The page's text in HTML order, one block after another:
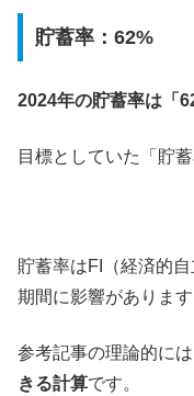
貯蓄率：62%
2024年の貯蓄率は「
目標としていた「貯
貯蓄率はFI（経済的
期間に影響があります
参考記事の理論的には
きる計算です。